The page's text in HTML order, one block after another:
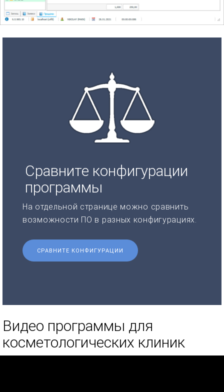
Сравните конфигурации
программы
На отдельной странице можно сравнить
возможности ПО в разных конфигурациях.
СРАВНИТЕ КОНФИГУРАЦИИ
Видео программы для
косметологических клиник